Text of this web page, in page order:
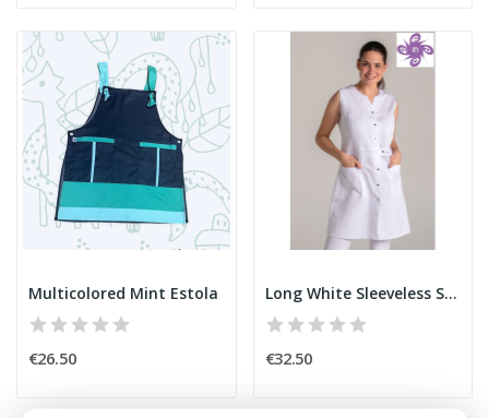
Multicolored Mint Estola
€26.50
Long White Sleeveless Smock
€32.50